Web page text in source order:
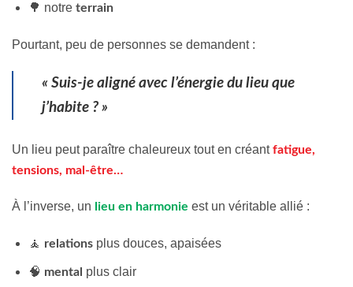
🌳 notre terrain
Pourtant, peu de personnes se demandent :
« Suis-je aligné avec l’énergie du lieu que
j’habite ? »
Un lieu peut paraître chaleureux tout en créantfatigue,
tensions, mal-être…
À l’inverse, un lieu en harmonie est un véritable allié :
🧘 relationsplus douces, apaisées
🧠 mental plus clair